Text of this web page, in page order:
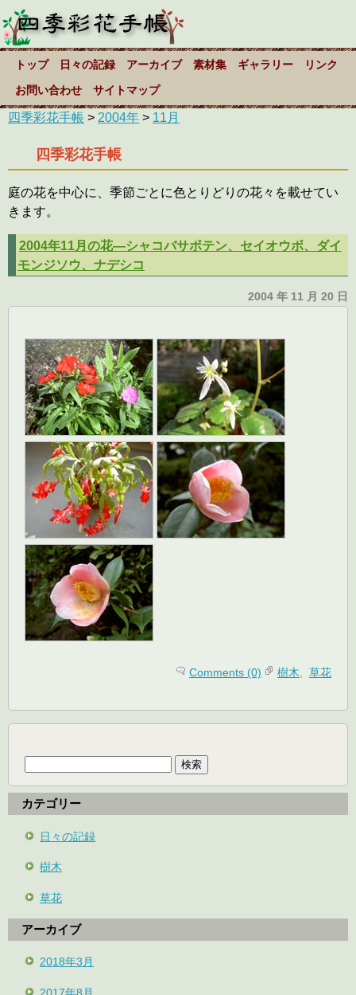
トップ 日々の記録 アーカイブ 素材集 ギャラリー リンク
お問い合わせ サイトマップ
四季彩花手帳 > 2004年 > 11月
四季彩花手帳
庭の花を中心に、季節ごとに色とりどりの花々を載せてい
きます。
2004年11月の花―シャコバサボテン、セイオウボ、ダイ
モンジソウ、ナデシコ
2004 年 11 月 20 日
Comments (0) 樹木, 草花
カテゴリー
日々の記録
樹木
草花
アーカイブ
2018年3月